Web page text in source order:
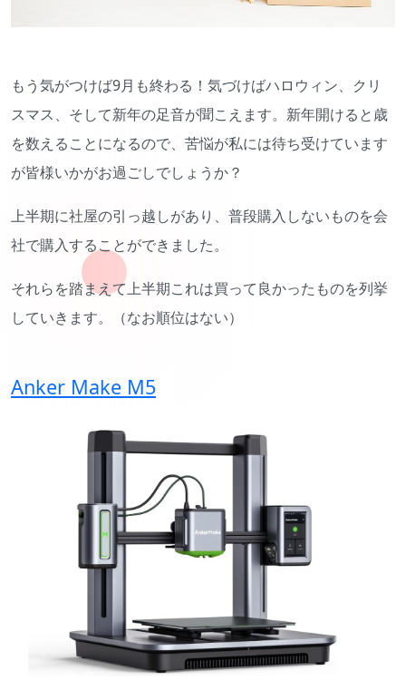
もう気がつけば9月も終わる！気づけばハロウィン、クリ
スマス、そして新年の足音が聞こえます。新年開けると歳
を数えることになるので、苦悩が私には待ち受けています
が皆様いかがお過ごしでしょうか？
上半期に社屋の引っ越しがあり、普段購入しないものを会
社で購入することができました。
それらを踏まえて上半期これは買って良かったものを列挙
していきます。（なお順位はない）
Anker Make M5